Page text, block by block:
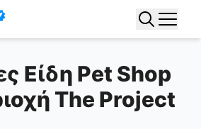
Είδη Pet Shop
The Project